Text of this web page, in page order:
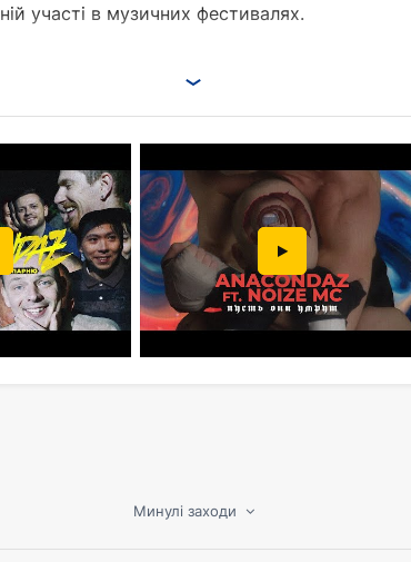
участі в музичних фестивалях.
Минулі заходи